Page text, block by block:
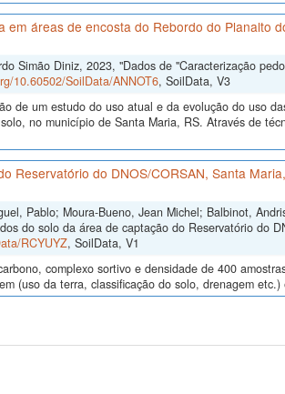
em áreas de encosta do Rebordo do Planalto
Simão Diniz, 2023, "Dados de "Caracterização
10.60502/SoilData/ANNOT6, SoilData, V3
de um estudo do uso atual e da evolução do uso
no município de Santa Maria, RS. Através de
Reservatório do DNOS/CORSAN, Santa
Pablo; Moura-Bueno, Jean Michel; Balbinot,
do solo da área de captação do Reservatório do
RCYUYZ, SoilData, V1
complexo sortivo e densidade de 400
(uso da terra, classificação do solo, drenagem